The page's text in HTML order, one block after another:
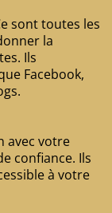
sont toutes les
la
Ils
Facebook,
avec votre
confiance. Ils
à votre